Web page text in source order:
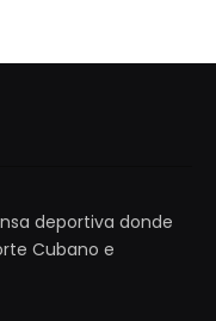
deportiva donde
Cubano e